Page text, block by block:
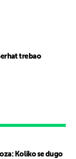
Koliko se dugo
trebao